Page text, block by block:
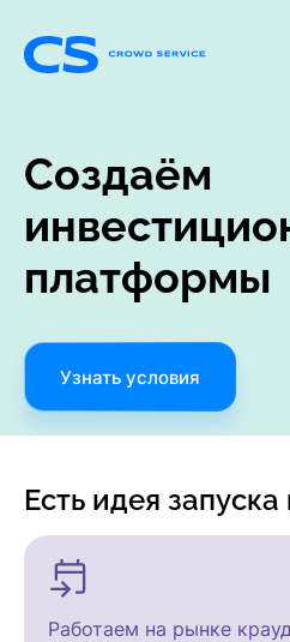
Создаём
платформы
Узнать условия
Есть идея
Работаем на рынке